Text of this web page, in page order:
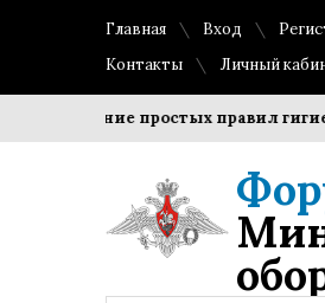
Главная Вход
Контакты
Личный
Соблюдение простых правил